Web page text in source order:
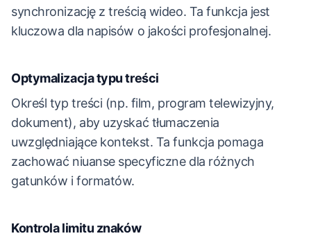
synchronizację z treścią wideo. Ta funkcja jest
kluczowa dla napisów o jakości profesjonalnej.
Optymalizacja typu treści
Określ typ treści (np. film, program telewizyjny,
dokument), aby uzyskać tłumaczenia
uwzględniające kontekst. Ta funkcja pomaga
zachować niuanse specyficzne dla różnych
gatunków i formatów.
Kontrola limitu znaków